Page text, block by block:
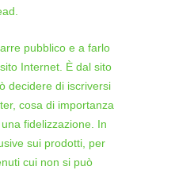
pubblico e a farlo
Internet. È dal sito
decidere di iscriversi
cosa di importanza
fidelizzazione. In
sui prodotti, per
cui non si può